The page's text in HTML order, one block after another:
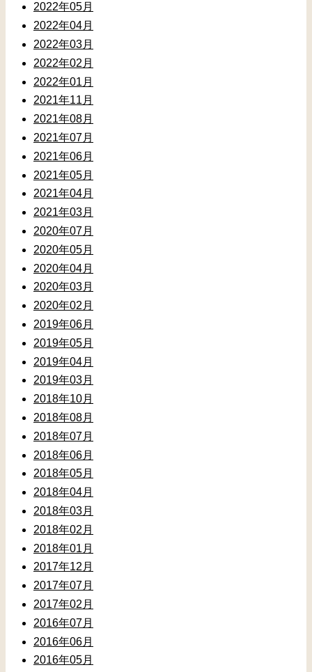
2022年05月
2022年04月
2022年03月
2022年02月
2022年01月
2021年11月
2021年08月
2021年07月
2021年06月
2021年05月
2021年04月
2021年03月
2020年07月
2020年05月
2020年04月
2020年03月
2020年02月
2019年06月
2019年05月
2019年04月
2019年03月
2018年10月
2018年08月
2018年07月
2018年06月
2018年05月
2018年04月
2018年03月
2018年02月
2018年01月
2017年12月
2017年07月
2017年02月
2016年07月
2016年06月
2016年05月